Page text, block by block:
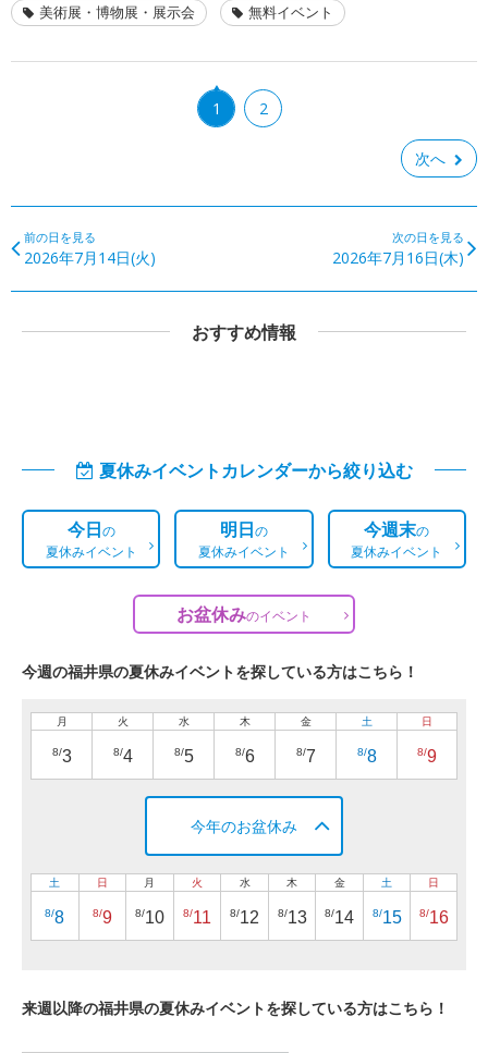
美術展・博物展・展示会 無料イベント
1 2
次へ
前の日を見る
2026年7月14日(火)
次の日を見る
2026年7月16日(木)
おすすめ情報
夏休みイベントカレンダーから絞り込む
今日の
夏休みイベント
明日の
夏休みイベント
今週末の
夏休みイベント
お盆休みのイベント
今週の福井県の夏休みイベントを探している方はこちら！
月
8/3
火
8/4
水
8/5
木
8/6
金
8/7
土
8/8
日
8/9
今年のお盆休み
土
8/8
日
8/9
月
8/10
火
8/11
水
8/12
木
8/13
金
8/14
土
8/15
日
8/16
来週以降の福井県の夏休みイベントを探している方はこちら！